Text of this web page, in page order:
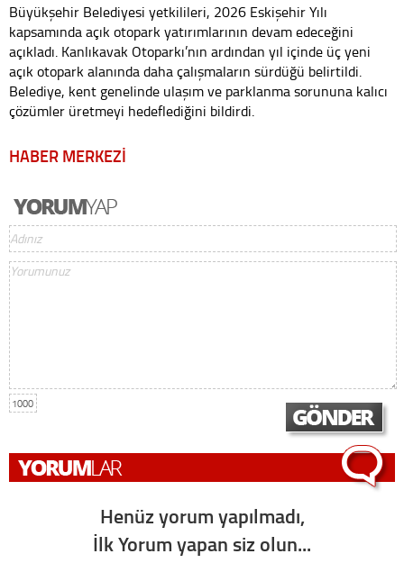
Büyükşehir Belediyesi yetkilileri, 2026 Eskişehir Yılı
kapsamında açık otopark yatırımlarının devam edeceğini
açıkladı. Kanlıkavak Otoparkı’nın ardından yıl içinde üç yeni
açık otopark alanında daha çalışmaların sürdüğü belirtildi.
Belediye, kent genelinde ulaşım ve parklanma sorununa kalıcı
çözümler üretmeyi hedeflediğini bildirdi.
HABER MERKEZİ
1000
Henüz yorum yapılmadı,
İlk Yorum yapan siz olun...